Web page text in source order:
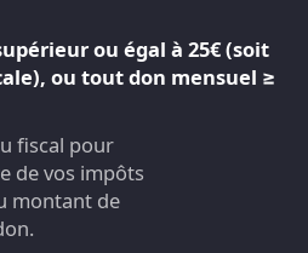
ou égal à 25€ (soit
ou tout don mensuel ≥
fiscal pour
de vos impôts
montant de